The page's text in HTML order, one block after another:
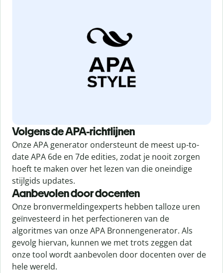
Volgens de APA-richtlijnen
Onze APA generator ondersteunt de meest up-to-
date APA 6de en 7de edities, zodat je nooit zorgen
hoeft te maken over het lezen van die oneindige
stijlgids updates.
Aanbevolen door docenten
Onze bronvermeldingexperts hebben talloze uren
geïnvesteerd in het perfectioneren van de
algoritmes van onze APA Bronnengenerator. Als
gevolg hiervan, kunnen we met trots zeggen dat
onze tool wordt aanbevolen door docenten over de
hele wereld.